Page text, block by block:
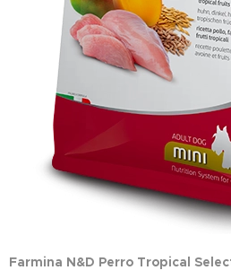
Farmina N&D Perro Tropical